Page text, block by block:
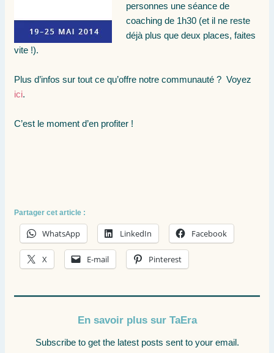
personnes une séance de
coaching de 1h30 (et il ne reste
déjà plus que deux places, faites
vite !).
Plus d’infos sur tout ce qu’offre notre communauté ? Voyez
ici.
C’est le moment d’en profiter !
Partager cet article :
WhatsApp LinkedIn Facebook
X E-mail Pinterest
En savoir plus sur TaEra
Subscribe to get the latest posts sent to your email.